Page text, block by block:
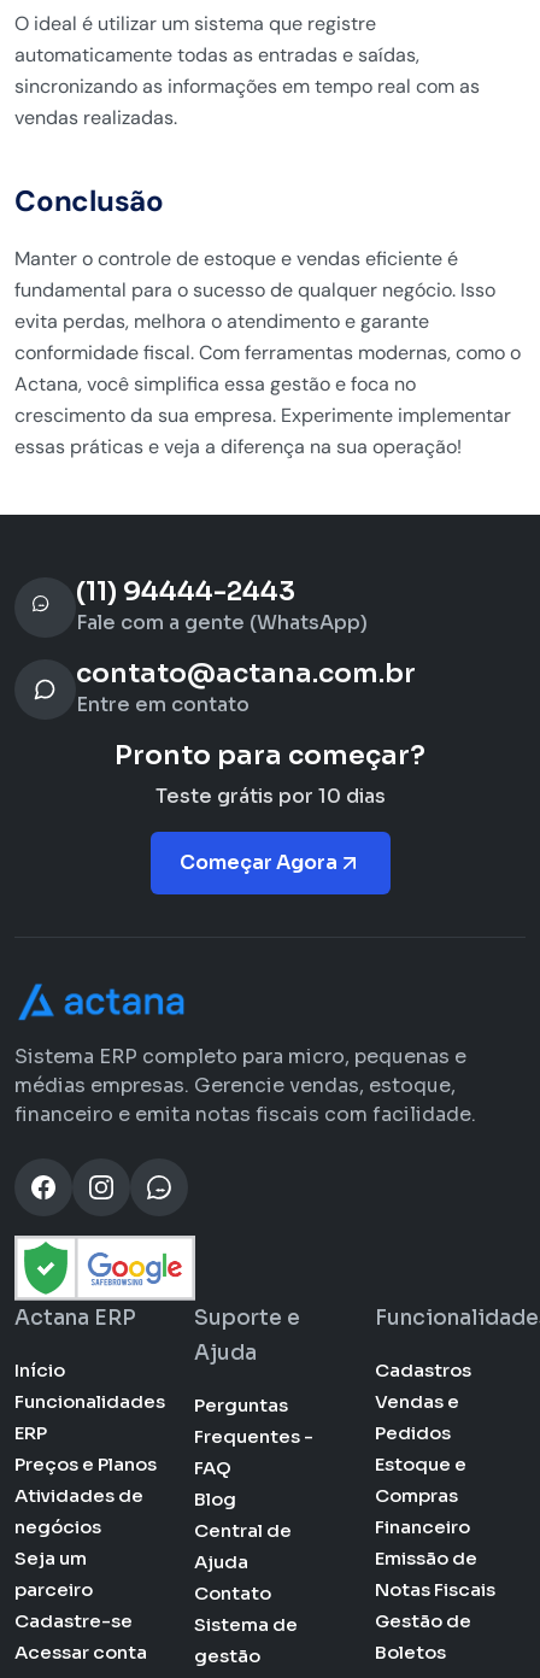
O ideal é utilizar um sistema que registre
automaticamente todas as entradas e saídas,
sincronizando as informações em tempo real com as
vendas realizadas.
Conclusão
Manter o controle de estoque e vendas eficiente é
fundamental para o sucesso de qualquer negócio. Isso
evita perdas, melhora o atendimento e garante
conformidade fiscal. Com ferramentas modernas, como o
Actana, você simplifica essa gestão e foca no
crescimento da sua empresa. Experimente implementar
essas práticas e veja a diferença na sua operação!
(11) 94444-2443
Fale com a gente (WhatsApp)
contato@actana.com.br
Entre em contato
Pronto para começar?
Teste grátis por 10 dias
Começar Agora
Sistema ERP completo para micro, pequenas e
médias empresas. Gerencie vendas, estoque,
financeiro e emita notas fiscais com facilidade.
Actana ERP
Início
Funcionalidades
ERP
Preços e Planos
Atividades de
negócios
Seja um
parceiro
Cadastre-se
Acessar conta
Suporte e
Ajuda
Perguntas
Frequentes -
FAQ
Blog
Central de
Ajuda
Contato
Sistema de
gestão
Cadastros
Vendas e
Pedidos
Estoque e
Compras
Financeiro
Emissão de
Notas Fiscais
Gestão de
Boletos